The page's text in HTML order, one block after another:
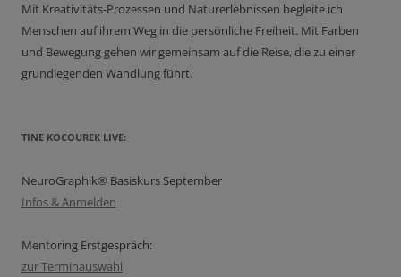
Mit Kreativitäts-Prozessen und Naturerlebnissen begleite ich
Menschen auf ihrem Weg in die persönliche Freiheit. Mit Farben
und Bewegung gehen wir gemeinsam auf die Reise, die zu einer
grundlegenden Wandlung führt.
TINE KOCOUREK LIVE:
NeuroGraphik® Basiskurs September
Infos & Anmelden
Mentoring Erstgespräch:
zur Terminauswahl